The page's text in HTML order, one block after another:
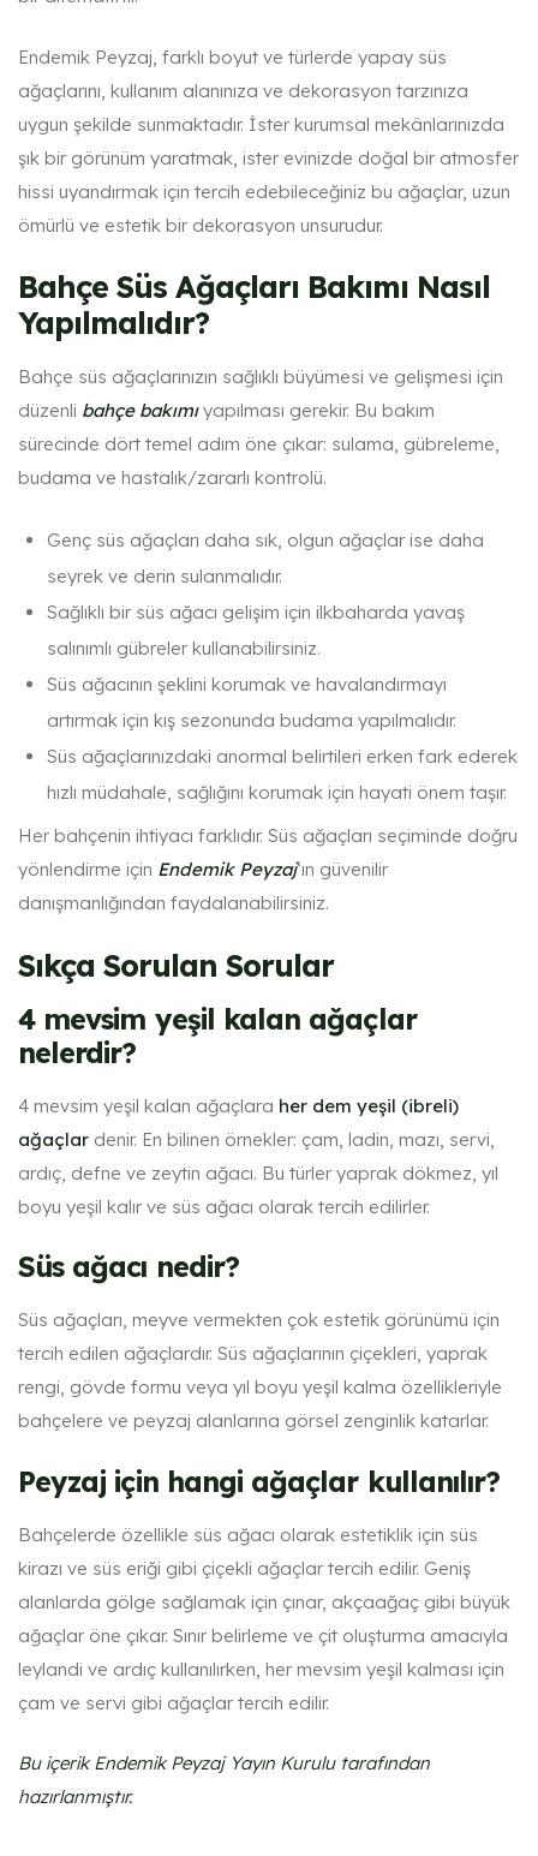
Endemik Peyzaj, farklı boyut ve türlerde yapay süs
ağaçlarını, kullanım alanınıza ve dekorasyon tarzınıza
uygun şekilde sunmaktadır. İster kurumsal mekânlarınızda
şık bir görünüm yaratmak, ister evinizde doğal bir atmosfer
hissi uyandırmak için tercih edebileceğiniz bu ağaçlar, uzun
ömürlü ve estetik bir dekorasyon unsurudur.
Bahçe Süs Ağaçları Bakımı Nasıl
Yapılmalıdır?
Bahçe süs ağaçlarınızın sağlıklı büyümesi ve gelişmesi için
düzenli bahçe bakımı yapılması gerekir. Bu bakım
sürecinde dört temel adım öne çıkar: sulama, gübreleme,
budama ve hastalık/zararlı kontrolü.
Genç süs ağaçları daha sık, olgun ağaçlar ise daha
seyrek ve derin sulanmalıdır.
Sağlıklı bir süs ağacı gelişim için ilkbaharda yavaş
salınımlı gübreler kullanabilirsiniz.
Süs ağacının şeklini korumak ve havalandırmayı
artırmak için kış sezonunda budama yapılmalıdır.
Süs ağaçlarınızdaki anormal belirtileri erken fark ederek
hızlı müdahale, sağlığını korumak için hayati önem taşır.
Her bahçenin ihtiyacı farklıdır. Süs ağaçları seçiminde doğru
yönlendirme için Endemik Peyzaj‘ın güvenilir
danışmanlığından faydalanabilirsiniz.
Sıkça Sorulan Sorular
4 mevsim yeşil kalan ağaçlar
nelerdir?
4 mevsim yeşil kalan ağaçlara her dem yeşil (ibreli)
ağaçlar denir. En bilinen örnekler: çam, ladin, mazı, servi,
ardıç, defne ve zeytin ağacı. Bu türler yaprak dökmez, yıl
boyu yeşil kalır ve süs ağacı olarak tercih edilirler.
Süs ağacı nedir?
Süs ağaçları, meyve vermekten çok estetik görünümü için
tercih edilen ağaçlardır. Süs ağaçlarının çiçekleri, yaprak
rengi, gövde formu veya yıl boyu yeşil kalma özellikleriyle
bahçelere ve peyzaj alanlarına görsel zenginlik katarlar.
Peyzaj için hangi ağaçlar kullanılır?
Bahçelerde özellikle süs ağacı olarak estetiklik için süs
kirazı ve süs eriği gibi çiçekli ağaçlar tercih edilir. Geniş
alanlarda gölge sağlamak için çınar, akçaağaç gibi büyük
ağaçlar öne çıkar. Sınır belirleme ve çit oluşturma amacıyla
leylandi ve ardıç kullanılırken, her mevsim yeşil kalması için
çam ve servi gibi ağaçlar tercih edilir.
Bu içerik Endemik Peyzaj Yayın Kurulu tarafından
hazırlanmıştır.